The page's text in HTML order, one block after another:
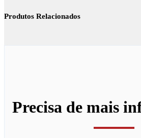
Produtos Relacionados
Precisa de mais